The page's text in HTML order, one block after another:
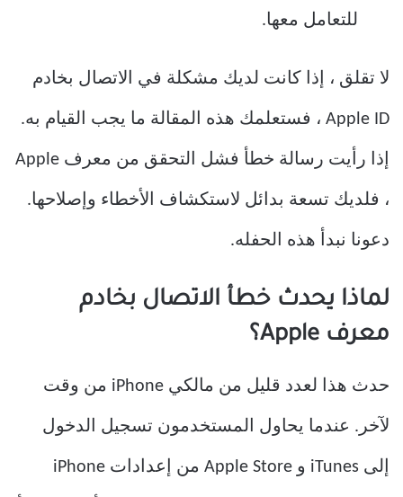
للتعامل معها.
لا تقلق ، إذا كانت لديك مشكلة في الاتصال بخادم
Apple ID ، فستعلمك هذه المقالة ما يجب القيام به.
إذا رأيت رسالة خطأ فشل التحقق من معرف Apple
، فلديك تسعة بدائل لاستكشاف الأخطاء وإصلاحها.
دعونا نبدأ هذه الحفله.
لماذا يحدث خطأ الاتصال بخادم
معرف Apple؟
حدث هذا لعدد قليل من مالكي iPhone من وقت
لآخر. عندما يحاول المستخدمون تسجيل الدخول
إلى iTunes و Apple Store من إعدادات iPhone